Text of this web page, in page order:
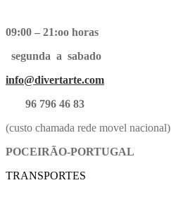
09:00 – 21:oo horas
segunda a sabado
info@divertarte.com
96 796 46 83
(custo chamada rede movel nacional)
POCEIRÃO-PORTUGAL
TRANSPORTES